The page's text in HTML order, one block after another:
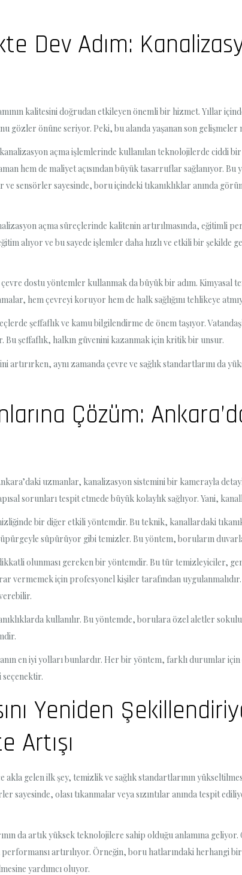
Dev Adım:
kalitesini doğrudan etkileyen önemli bir hizmet. Yıllar
önüne seriyor. Peki, bu alanda yaşanan son gelişmeler
açma işlemlerinde kullanılan teknolojilerde ciddi
hem de maliyet açısından büyük tasarruflar sağlanıyor. Bu
sensörler sayesinde, boru içindeki tıkanıklıklar anında
açma süreçlerinde kalitenin artırılmasında, eğitimli
alıyor ve bu sayede işlemler daha hızlı ve etkili bir
dostu yöntemler kullanmak da büyük bir adım.
hem çevreyi koruyor hem de halk sağlığını tehlikeye
şeffaflık ve kamu bilgilendirme de önem taşıyor.
şeffaflık, halkın güvenini kazanmak için kritik bir unsur.
artırırken, aynı zamanda çevre ve sağlık standartlarını da
Çözüm:
uzmanlar, kanalizasyon sistemini bir kamerayla
sorunları tespit etmede büyük kolaylık sağlıyor. Yani,
bir diğer etkili yöntemdir. Bu teknik, kanallardaki
süpürüyor gibi temizler. Bu yöntem, boruların
olunması gereken bir yöntemdir. Bu tür temizleyiciler,
vermemek için profesyonel kişiler tarafından
kullanılır. Bu yöntemde, borulara özel aletler
en iyi yolları bunlardır. Her bir yöntem, farklı durumlar
seçenektir.
Yeniden
Artışı
akla gelen ilk şey, temizlik ve sağlık standartlarının
sayesinde, olası tıkanmalar veya sızıntılar anında tespit
da artık yüksek teknolojilere sahip olduğu anlamına
artırılıyor. Örneğin, boru hatlarındaki herhangi
yardımcı oluyor.